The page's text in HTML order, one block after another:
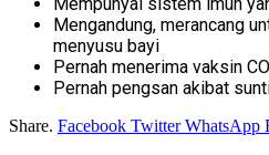
Mengandung, merancang
menyusu bayi
Pernah menerima vaksin
Pernah pengsan akibat
Share. Facebook Twitter WhatsApp